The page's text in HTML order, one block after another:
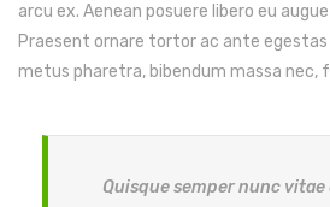
arcu ex. Aenean posuere libero eu
Praesent ornare tortor ac ante
metus pharetra, bibendum massa nec,
Quisque semper nunc vitae